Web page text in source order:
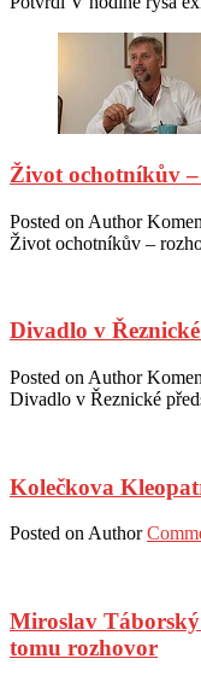
Život ochotníkův –
Posted on Author
Život ochotníkův –
Divadlo v
Posted on Author
Divadlo v Řeznické
Kolečkova
Posted onAuthor
Miroslav
tomu rozhovor